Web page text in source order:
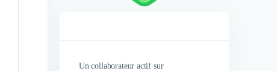
Un collaborateur actif sur